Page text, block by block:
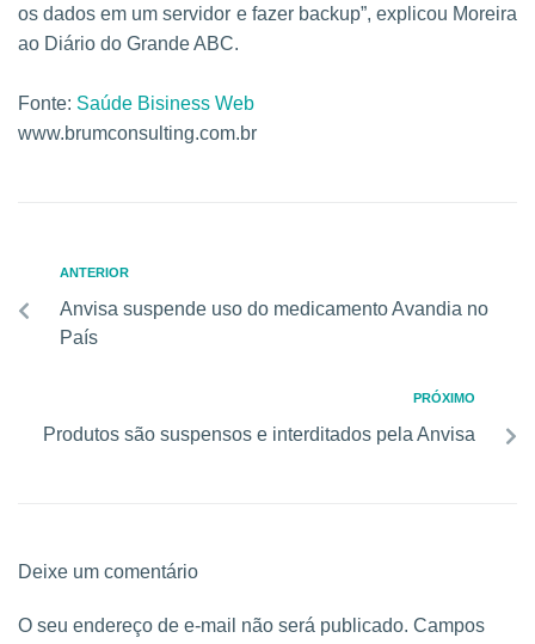
os dados em um servidor e fazer backup”, explicou Moreira
ao Diário do Grande ABC.
Fonte: Saúde Bisiness Web
www.brumconsulting.com.br
ANTERIOR
Anvisa suspende uso do medicamento Avandia no
País
PRÓXIMO
Produtos são suspensos e interditados pela Anvisa
Deixe um comentário
O seu endereço de e-mail não será publicado. Campos